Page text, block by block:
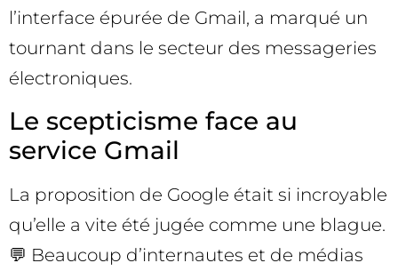
l’interface épurée de Gmail, a marqué un
tournant dans le secteur des messageries
électroniques.
Le scepticisme face au
service Gmail
La proposition de Google était si incroyable
qu’elle a vite été jugée comme une blague.
💬 Beaucoup d’internautes et de médias